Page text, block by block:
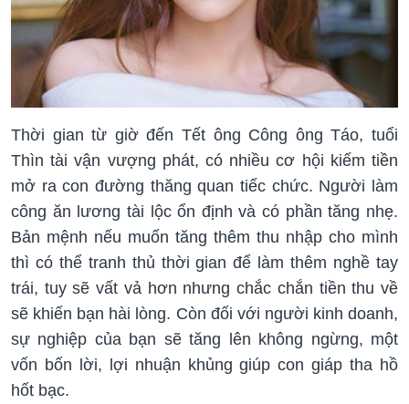
Thời gian từ giờ đến Tết ông Công ông Táo, tuổi
Thìn tài vận vượng phát, có nhiều cơ hội kiếm tiền
mở ra con đường thăng quan tiếc chức. Người làm
công ăn lương tài lộc ổn định và có phần tăng nhẹ.
Bản mệnh nếu muốn tăng thêm thu nhập cho mình
thì có thể tranh thủ thời gian để làm thêm nghề tay
trái, tuy sẽ vất vả hơn nhưng chắc chắn tiền thu về
sẽ khiến bạn hài lòng. Còn đối với người kinh doanh,
sự nghiệp của bạn sẽ tăng lên không ngừng, một
vốn bốn lời, lợi nhuận khủng giúp con giáp tha hồ
hốt bạc.